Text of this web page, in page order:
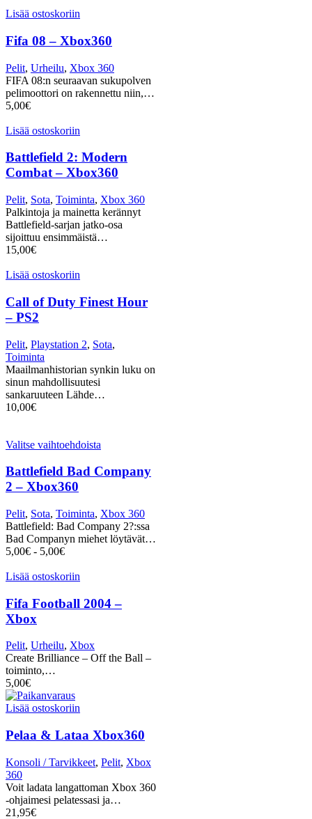
Lisää ostoskoriin
Fifa 08 – Xbox360
Pelit, Urheilu, Xbox 360
FIFA 08:n seuraavan sukupolven
pelimoottori on rakennettu niin,…
5,00€
Lisää ostoskoriin
Battlefield 2: Modern
Combat – Xbox360
Pelit, Sota, Toiminta, Xbox 360
Palkintoja ja mainetta kerännyt
Battlefield-sarjan jatko-osa
sijoittuu ensimmäistä…
15,00€
Lisää ostoskoriin
Call of Duty Finest Hour
– PS2
Pelit, Playstation 2, Sota,
Toiminta
Maailmanhistorian synkin luku on
sinun mahdollisuutesi
sankaruuteen Lähde…
10,00€
Valitse vaihtoehdoista
Battlefield Bad Company
2 – Xbox360
Pelit, Sota, Toiminta, Xbox 360
Battlefield: Bad Company 2?:ssa
Bad Companyn miehet löytävät…
5,00€ - 5,00€
Lisää ostoskoriin
Fifa Football 2004 –
Xbox
Pelit, Urheilu, Xbox
Create Brilliance – Off the Ball –
toiminto,…
5,00€
Lisää ostoskoriin
Pelaa & Lataa Xbox360
Konsoli / Tarvikkeet, Pelit, Xbox
360
Voit ladata langattoman Xbox 360
-ohjaimesi pelatessasi ja…
21,95€